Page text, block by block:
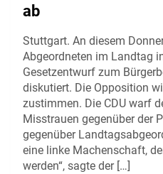
ab
Stuttgart. An diesem
Abgeordneten im Landtag
Gesetzentwurf zum
diskutiert. Die Opposition
zustimmen. Die CDU warf
Misstrauen gegenüber der
gegenüber
eine linke Machenschaft,
werden“, sagte der […]